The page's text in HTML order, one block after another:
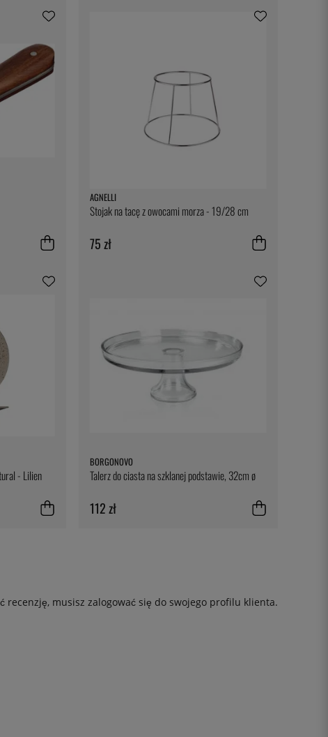
AGNELLI
Stojak na tacę z owocami morza - 19/28 cm
75 zł
- Lilien
BORGONOVO
Talerz do ciasta na szklanej podstawie, 32cm ø
112 zł
recenzję, musisz zalogować się do swojego profilu klienta.